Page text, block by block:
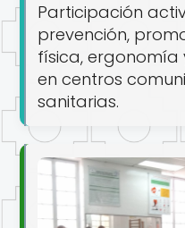
Participación
prevención,
física, ergonomía
en centros
sanitarias.